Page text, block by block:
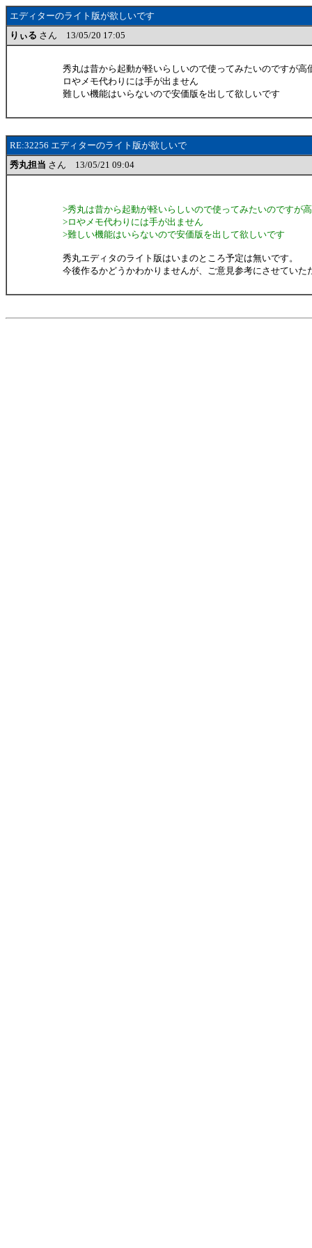
エディターのライト版が欲しいです
りぃる さん 13/05/20 17:05
秀丸は昔から起動が軽いらしいので使ってみたいのですが高
ロやメモ代わりには手が出ません
難しい機能はいらないので安価版を出して欲しいです
RE:32256 エディターのライト版が欲しいで
秀丸担当 さん 13/05/21 09:04
>秀丸は昔から起動が軽いらしいので使ってみたいのですが
>ロやメモ代わりには手が出ません
>難しい機能はいらないので安価版を出して欲しいです
秀丸エディタのライト版はいまのところ予定は無いです。
今後作るかどうかわかりませんが、ご意見参考にさせていた